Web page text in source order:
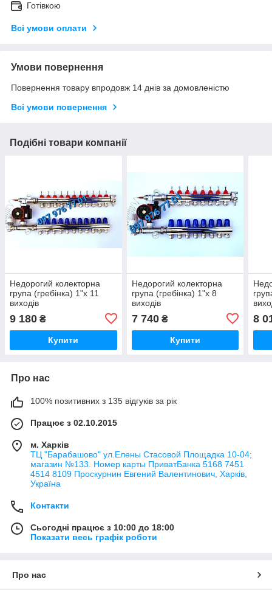
Готівкою
Всі умови оплати
Умови повернення
Повернення товару впродовж 14 днів за домовленістю
Всі умови повернення
Подібні товари компанії
Недорогий колекторна
група (гребінка) 1"х 11
виходів
9 180 ₴
Купити
Недорогий колекторна
група (гребінка) 1"х 8
виходів
7 740₴
Купити
8
Про нас
100% позитивних з 135 відгуків за рік
Працює з 02.10.2015
м. Харків
ТЦ "Барабашово" ул.Елены Стасовой Площадка 10-04;
магазин №133. Номер карты ПриватБанка 5168 7451
4514 8109 Проскурнин Евгений Валентинович, Харків,
Україна
Контакти
Сьогодні працює з 10:00 до 18:00
Показати весь графік роботи
Про нас